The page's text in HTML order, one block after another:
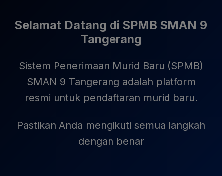
Selamat Datang di SPMB SMAN 9
Tangerang
Sistem Penerimaan Murid Baru (SPMB)
SMAN 9 Tangerang adalah platform
resmi untuk pendaftaran murid baru.
Pastikan Anda mengikuti semua langkah
dengan benar